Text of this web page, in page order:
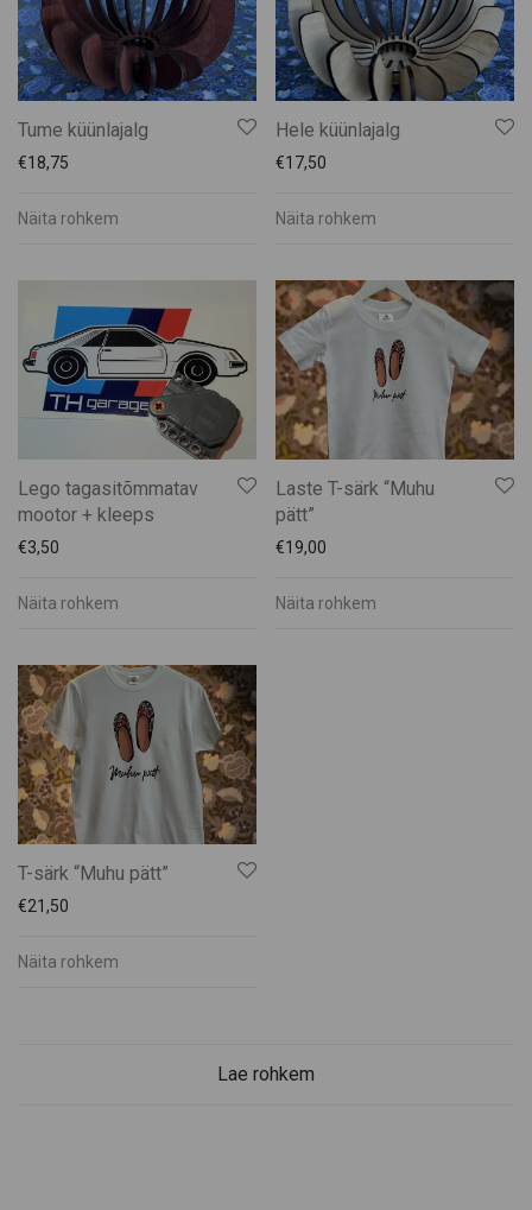
Tume küünlajalg
€18,75
Näita rohkem
Hele küünlajalg
€17,50
Näita rohkem
Lego tagasitõmmatav
mootor + kleeps
€3,50
Näita rohkem
Laste T-särk “Muhu
pätt”
€19,00
Näita rohkem
T-särk “Muhu pätt”
€21,50
Näita rohkem
Lae rohkem